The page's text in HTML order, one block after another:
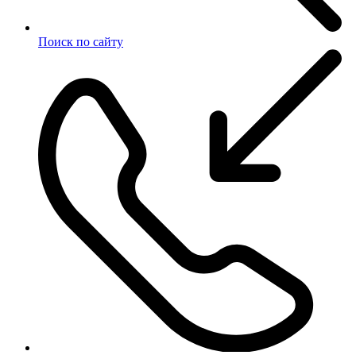
Поиск по сайту